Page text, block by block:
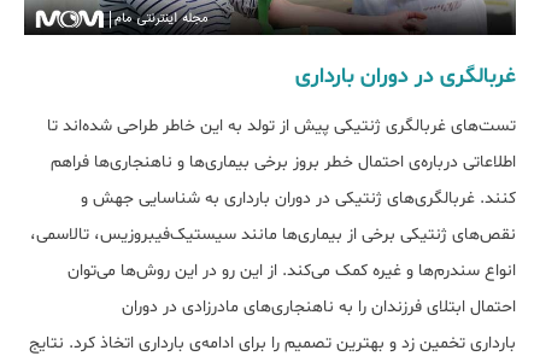
غربالگری در دوران بارداری
تست‌های غربالگری ژنتیکی پیش از تولد به این خاطر طراحی شده‌اند تا
اطلاعاتی درباره‌ی احتمال خطر بروز برخی بیماری‌ها و ناهنجاری‌ها فراهم
کنند. غربالگری‌های ژنتیکی در دوران بارداری به شناسایی جهش و
نقص‌های ژنتیکی برخی از بیماری‌ها مانند سیستیک‌فیبروزیس، تالاسمی،
انواع سندرم‌ها و غیره کمک می‌کند. از این رو در این روش‌ها می‌توان
احتمال ابتلای فرزندان را به ناهنجاری‌های مادرزادی در دوران
بارداری تخمین زد و بهترین تصمیم را برای ادامه‌ی بارداری اتخاذ کرد. نتایج